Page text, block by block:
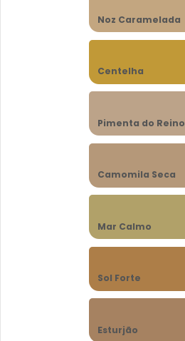
Noz Caramelada
Centelha
Pimenta do Reino
Camomila Seca
Mar Calmo
Sol Forte
Esturjão